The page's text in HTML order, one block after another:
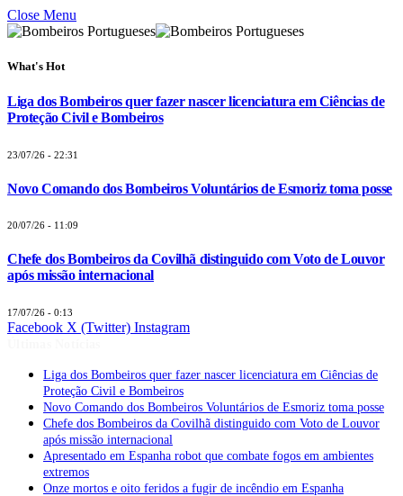
Close Menu
What's Hot
Liga dos Bombeiros quer fazer nascer licenciatura em Ciências de
Proteção Civil e Bombeiros
23/07/26 - 22:31
Novo Comando dos Bombeiros Voluntários de Esmoriz toma posse
20/07/26 - 11:09
Chefe dos Bombeiros da Covilhã distinguido com Voto de Louvor
após missão internacional
17/07/26 - 0:13
Facebook X (Twitter) Instagram
Liga dos Bombeiros quer fazer nascer licenciatura em Ciências de
Proteção Civil e Bombeiros
Novo Comando dos Bombeiros Voluntários de Esmoriz toma posse
Chefe dos Bombeiros da Covilhã distinguido com Voto de Louvor
após missão internacional
Apresentado em Espanha robot que combate fogos em ambientes
extremos
Onze mortos e oito feridos a fugir de incêndio em Espanha